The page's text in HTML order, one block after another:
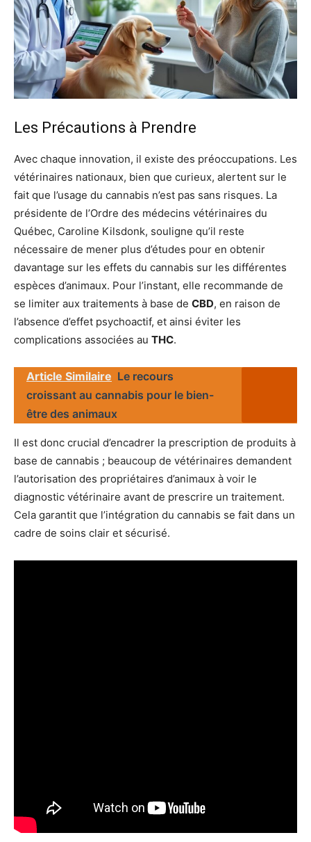
Les Précautions à Prendre
Avec chaque innovation, il existe des préoccupations. Les
vétérinaires nationaux, bien que curieux, alertent sur le
fait que l’usage du cannabis n’est pas sans risques. La
présidente de l’Ordre des médecins vétérinaires du
Québec, Caroline Kilsdonk, souligne qu’il reste
nécessaire de mener plus d’études pour en obtenir
davantage sur les effets du cannabis sur les différentes
espèces d’animaux. Pour l’instant, elle recommande de
se limiter aux traitements à base de CBD, en raison de
l’absence d’effet psychoactif, et ainsi éviter les
complications associées au THC.
Article Similaire Le recours
croissant au cannabis pour le bien-
être des animaux
Il est donc crucial d’encadrer la prescription de produits à
base de cannabis ; beaucoup de vétérinaires demandent
l’autorisation des propriétaires d’animaux à voir le
diagnostic vétérinaire avant de prescrire un traitement.
Cela garantit que l’intégration du cannabis se fait dans un
cadre de soins clair et sécurisé.